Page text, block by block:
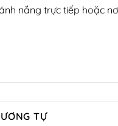
nắng trực tiếp hoặc
TỰ